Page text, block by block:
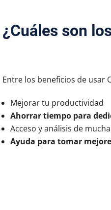
¿Cuáles son
Entre los beneficios de usar
Mejorar tu productividad
Ahorrar tiempo para
Acceso y análisis de
Ayuda para tomar